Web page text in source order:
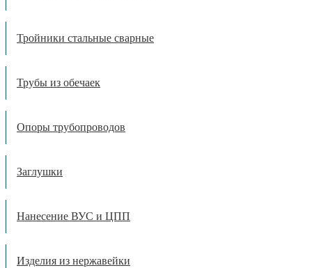
Тройники стальные сварные
Трубы из обечаек
Опоры трубопроводов
Заглушки
Нанесение ВУС и ЦПП
Изделия из нержавейки